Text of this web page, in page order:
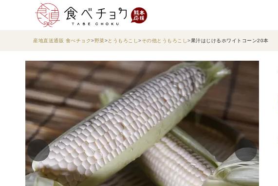
産地直送通販 食べチョク 野菜 とうもろこし その他とうもろこし 果汁はじけるホワイトコーン20本